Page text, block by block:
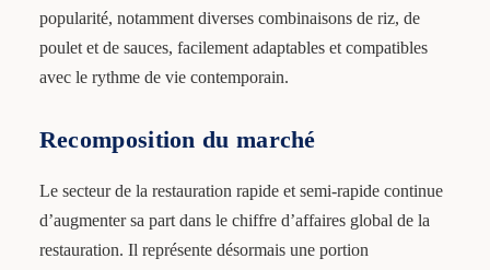
popularité, notamment diverses combinaisons de riz, de
poulet et de sauces, facilement adaptables et compatibles
avec le rythme de vie contemporain.
Recomposition du marché
Le secteur de la restauration rapide et semi-rapide continue
d’augmenter sa part dans le chiffre d’affaires global de la
restauration. Il représente désormais une portion